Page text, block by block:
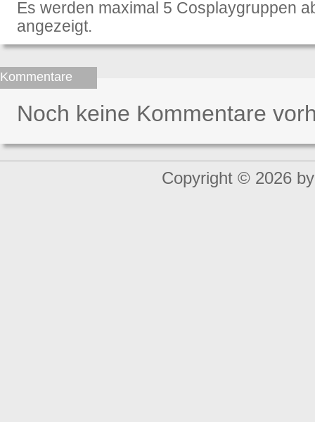
Es werden maximal 5 Cosplaygruppen
angezeigt.
Kommentare
Noch keine Kommentare
Copyright © 2026